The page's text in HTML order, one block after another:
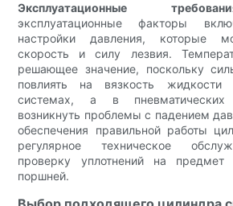
Эксплуатационные
эксплуатационные факторы
настройки давления, которые
скорость и силу лезвия.
решающее значение, поскольку
повлиять на вязкость жидкости
системах, а в
возникнуть проблемы с падением
обеспечения правильной работы
регулярное техническое
проверку уплотнений на предмет
поршней.